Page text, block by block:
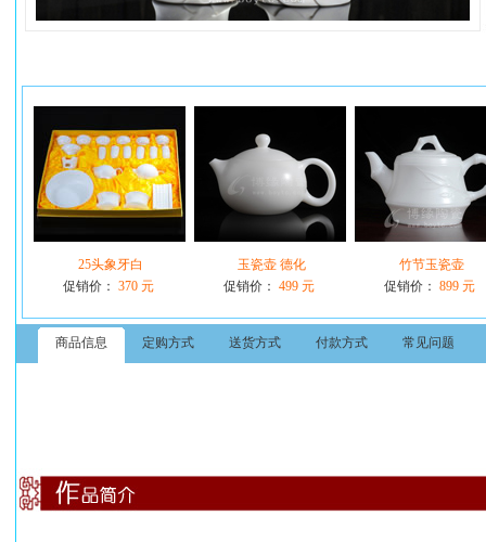
25头象牙白
促销价： 370 元
玉瓷壶 德化
促销价： 499 元
竹节玉瓷壶
促销价： 899 元
商品信息 定购方式 送货方式 付款方式 常见问题